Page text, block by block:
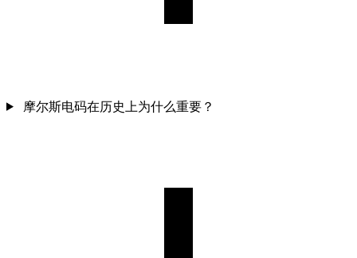
摩尔斯电码在历史上为什么重要？